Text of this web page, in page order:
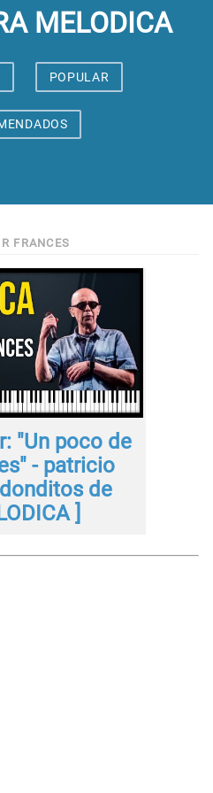
MELODICA
POPULAR
FRANCES
"Un poco de
- patricio
de
]